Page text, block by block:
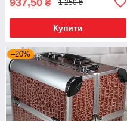
₴ 1 250 ₴
Купити
–20%